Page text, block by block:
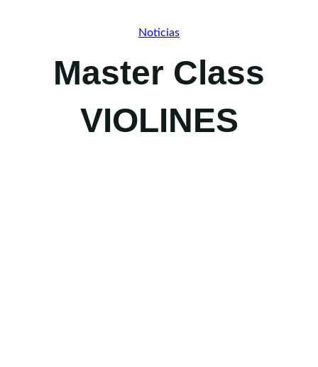
Noticias
Master Class
VIOLINES